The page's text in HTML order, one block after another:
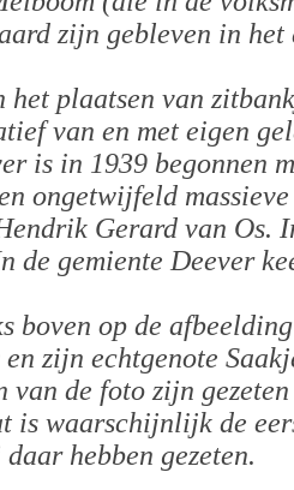
zijn gebleven in
plaatsen van
van en met eigen
is in 1939 begonnen
ongetwijfeld
Gerard van Os.
de gemiente Deever
boven op de
zijn echtgenote
van de foto zijn
is waarschijnlijk de
hebben gezeten.